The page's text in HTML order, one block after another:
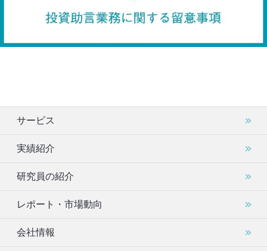
サービス
実績紹介
研究員の紹介
レポート・市場動向
会社情報